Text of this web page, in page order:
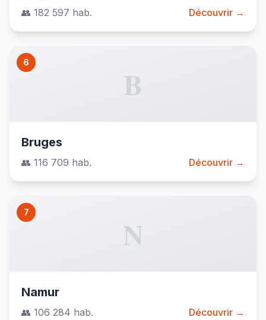
👥 182 597 hab. Découvrir →
6
B
Bruges
👥 116 709 hab. Découvrir →
7
N
Namur
👥 106 284 hab. Découvrir →